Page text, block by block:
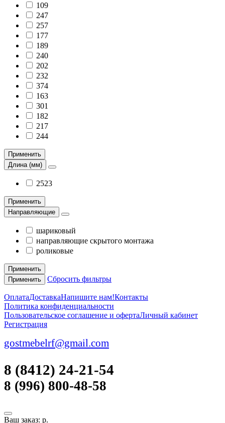
109
247
257
177
189
240
202
232
374
163
301
182
217
244
Применить
Длина (мм)
2523
Применить
Направляющие
шариковый
направляющие скрытого монтажа
роликовые
Применить
Применить
Сбросить фильтры
ОплатаДоставкаНапишите нам!Контакты
Политика конфиденциальности
Пользовательское соглашение и офертаЛичный кабинет
Регистрация
gostmebelrf@gmail.com
8 (8412) 24-21-54
8 (996) 800-48-58
Ваш заказ: р.